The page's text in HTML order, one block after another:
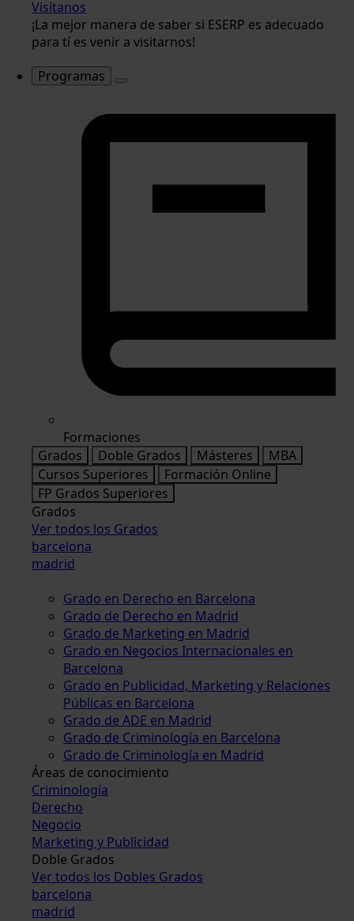
Visítanos
¡La mejor manera de saber si ESERP es adecuado
para tí es venir a visitarnos!
Programas
Formaciones
Grados
Doble Grados Másteres
MBA
Cursos Superiores
Formación Online
FP Grados Superiores
Grados
Ver todos los Grados
barcelona
madrid
Grado en Derecho en Barcelona
Grado de Derecho en Madrid
Grado de Marketing en Madrid
Grado en Negocios Internacionales en
Barcelona
Grado en Publicidad, Marketing y Relaciones
Públicas en Barcelona
Grado de ADE en Madrid
Grado de Criminología en Barcelona
Grado de Criminología en Madrid
Áreas de conocimiento
Criminología
Derecho
Negocio
Marketing y Publicidad
Doble Grados
Ver todos los Dobles Grados
barcelona
madrid